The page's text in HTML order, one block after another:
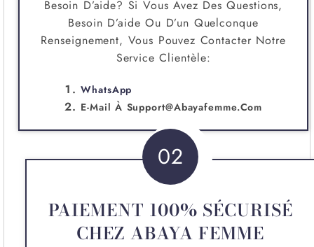
Besoin D’aide? Si Vous Avez Des Questions,
Besoin D’aide Ou D’un Quelconque
Renseignement, Vous Pouvez Contacter Notre
Service Clientèle:
WhatsApp
E-Mail À Support@abayafemme.com
02
PAIEMENT 100% SÉCURISÉ
CHEZ ABAYA FEMME